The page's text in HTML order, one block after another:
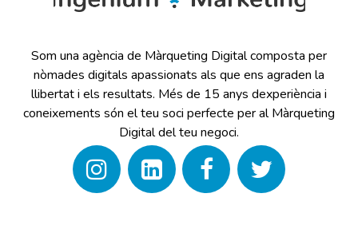
Som una agència de Màrqueting Digital composta per
nòmades digitals apassionats als que ens agraden la
llibertat i els resultats. Més de 15 anys dexperiència i
coneixements són el teu soci perfecte per al Màrqueting
Digital del teu negoci.